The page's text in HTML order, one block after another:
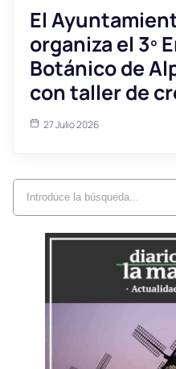
El
organiza el 3º
Botánico de
con taller de
27 Julio 2026